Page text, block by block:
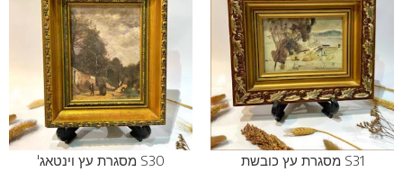
S31 מסגרת עץ כובשת S30 מסגרת עץ וינטאג'